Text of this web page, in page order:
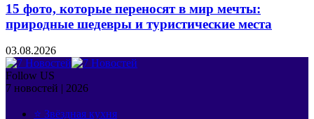
15 фото, которые переносят в мир мечты:
природные шедевры и туристические места
03.08.2026
Follow US
7 новостей | 2026
⭐ Звёздная кухня